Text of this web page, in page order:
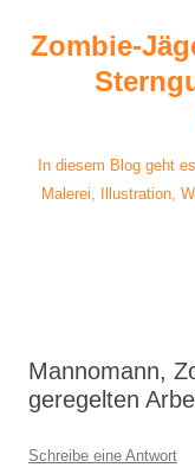
springen
Zombie-
In diesem Blog geht
Malerei, Illustration,
Mannomann,
geregelten
Schreibe eine Antwort